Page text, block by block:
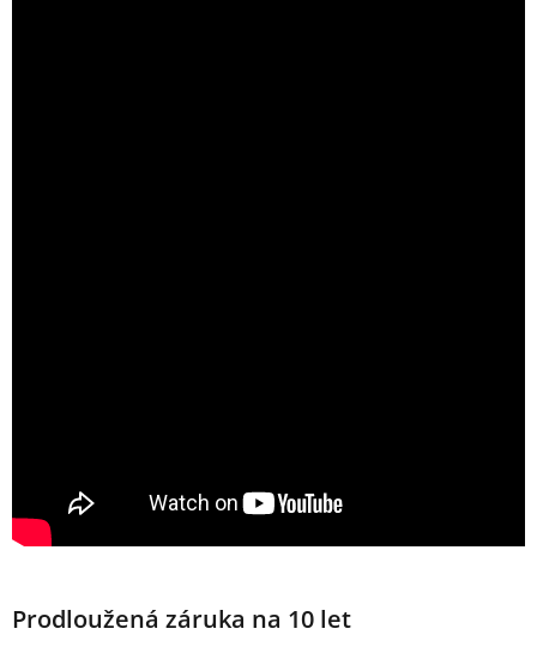
Prodloužená záruka na 10 let